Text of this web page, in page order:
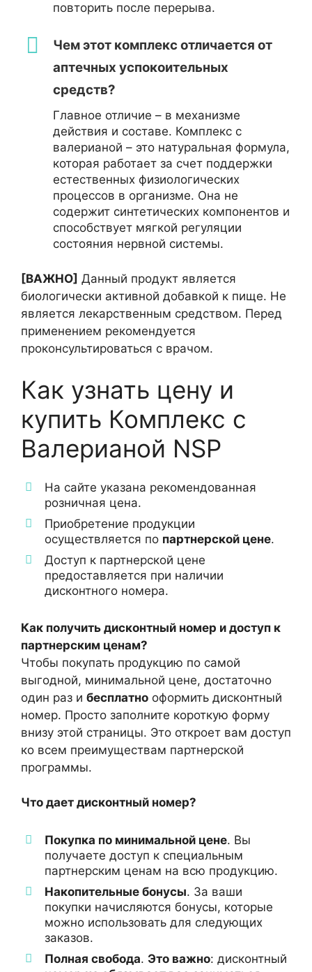
повторить после перерыва.
Чем этот комплекс отличается от
аптечных успокоительных
средств?
Главное отличие – в механизме
действия и составе. Комплекс с
валерианой – это натуральная формула,
которая работает за счет поддержки
естественных физиологических
процессов в организме. Она не
содержит синтетических компонентов и
способствует мягкой регуляции
состояния нервной системы.
[ВАЖНО] Данный продукт является
биологически активной добавкой к пище. Не
является лекарственным средством. Перед
применением рекомендуется
проконсультироваться с врачом.
Как узнать цену и
купить Комплекс с
Валерианой NSP
На сайте указана рекомендованная
розничная цена.
Приобретение продукции
осуществляется по партнерской цене.
Доступ к партнерской цене
предоставляется при наличии
дисконтного номера.
Как получить дисконтный номер и доступ к
партнерским ценам?
Чтобы покупать продукцию по самой
выгодной, минимальной цене, достаточно
один раз и бесплатно оформить дисконтный
номер. Просто заполните короткую форму
внизу этой страницы. Это откроет вам доступ
ко всем преимуществам партнерской
программы.
Что дает дисконтный номер?
Покупка по минимальной цене. Вы
получаете доступ к специальным
партнерским ценам на всю продукцию.
Накопительные бонусы. За ваши
покупки начисляются бонусы, которые
можно использовать для следующих
заказов.
Полная свобода. Это важно: дисконтный